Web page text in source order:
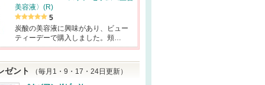
美容液〉(R)
5
炭酸の美容液に興味があり、ビュー
ティーデーで購入しました。頬…
ゼント
（毎月1・9・17・24日更新）